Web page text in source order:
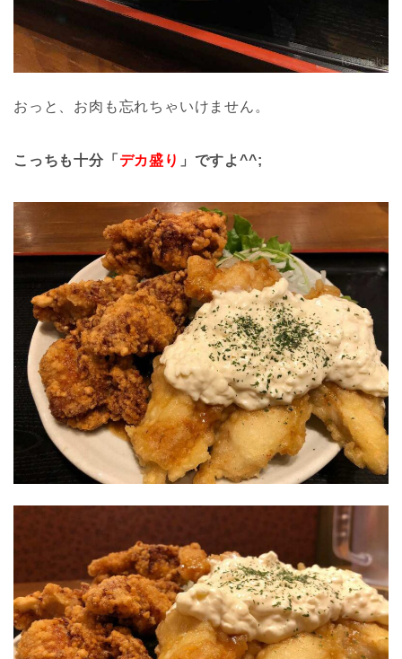
おっと、お肉も忘れちゃいけません。
こっちも十分「 デカ盛り 」ですよ^^;